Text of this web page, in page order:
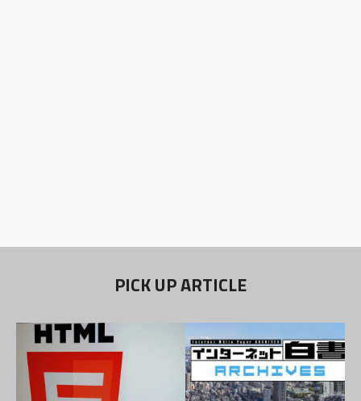
PICK UP ARTICLE